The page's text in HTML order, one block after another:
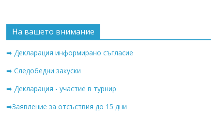
На вашето внимание
➡ Декларация информирано съгласие
➡ Следобедни закуски
➡ Декларация - участие в турнир
➡Заявление за отсъствия до 15 дни